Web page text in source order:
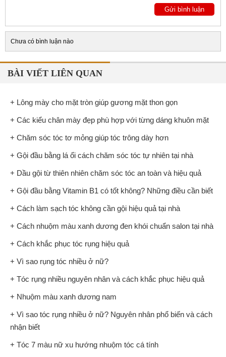
Chưa có bình luận nào
BÀI VIẾT LIÊN QUAN
+ Lông mày cho mặt tròn giúp gương mặt thon gọn
+ Các kiểu chân mày đẹp phù hợp với từng dáng khuôn mặt
+ Chăm sóc tóc tơ mỏng giúp tóc trông dày hơn
+ Gội đầu bằng lá ổi cách chăm sóc tóc tự nhiên tại nhà
+ Dầu gội từ thiên nhiên chăm sóc tóc an toàn và hiệu quả
+ Gội đầu bằng Vitamin B1 có tốt không? Những điều cần biết
+ Cách làm sạch tóc không cần gội hiệu quả tại nhà
+ Cách nhuộm màu xanh dương đen khói chuẩn salon tại nhà
+ Cách khắc phục tóc rụng hiệu quả
+ Vì sao rụng tóc nhiều ở nữ?
+ Tóc rụng nhiều nguyên nhân và cách khắc phục hiệu quả
+ Nhuộm màu xanh dương nam
+ Vì sao tóc rụng nhiều ở nữ? Nguyên nhân phổ biến và cách
nhận biết
+ Tóc 7 màu nữ xu hướng nhuộm tóc cá tính